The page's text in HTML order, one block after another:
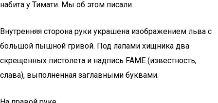
набита у Тимати. Мы об этом писали.
Внутренняя сторона руки украшена изображением льва с
большой пышной гривой. Под лапами хищника два
скрещенных пистолета и надпись FAME (известность,
слава), выполненная заглавными буквами.